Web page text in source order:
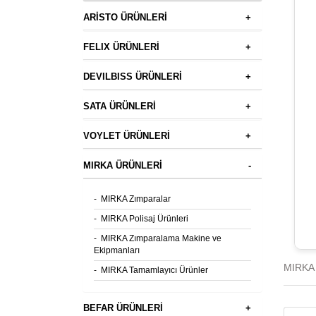
+
ARİSTO ÜRÜNLERİ
+
FELIX ÜRÜNLERİ
+
DEVILBISS ÜRÜNLERİ
+
SATA ÜRÜNLERİ
+
VOYLET ÜRÜNLERİ
-
MIRKA ÜRÜNLERİ
- MIRKA Zımparalar
- MIRKA Polisaj Ürünleri
- MIRKA Zımparalama Makine ve
Ekipmanları
- MIRKA Tamamlayıcı Ürünler
+
BEFAR ÜRÜNLERİ